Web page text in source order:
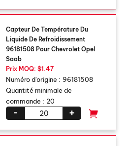
Capteur De Température Du
Liquide De Refroidissement
96181508 Pour Chevrolet Opel
Saab
Prix ​​MOQ: $1.47
Numéro d'origine : 96181508
Quantité minimale de
commande : 20
+
-